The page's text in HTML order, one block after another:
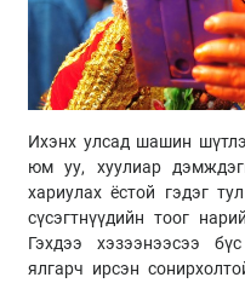
Ихэнх улсад шашин
юм уу, хуулиар
хариулах ёстой гэдэг
сүсэгтнүүдийн тоог
Гэхдээ хэзээнээсээ
ялгарч ирсэн